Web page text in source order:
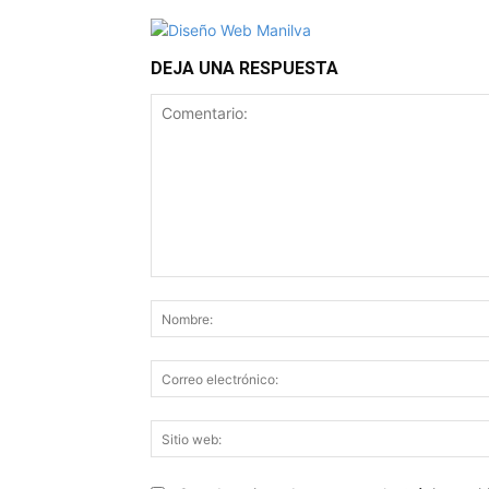
DEJA UNA RESPUESTA